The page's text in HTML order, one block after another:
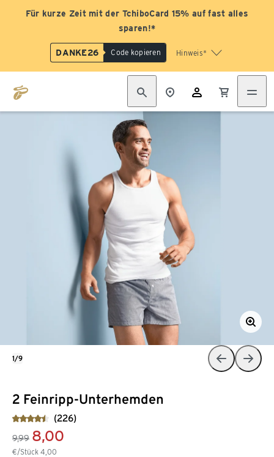
Für kurze Zeit mit der TchiboCard 15% auf fast alles
sparen!*
DANKE26 Code kopieren Hinweis*
2 Feinripp-Unterhemden
(226)
9,99 8,00
€/Stück 4,00
1/9